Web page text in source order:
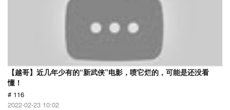
【越哥】近几年少有的“新武侠”电影，喷它烂的，可能是还没看
懂！
# 116
2022-02-23 10:02